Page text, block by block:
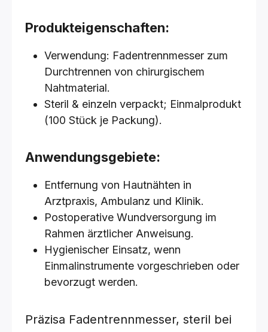
Produkteigenschaften:
Verwendung: Fadentrennmesser zum
Durchtrennen von chirurgischem
Nahtmaterial.
Steril & einzeln verpackt; Einmalprodukt
(100 Stück je Packung).
Anwendungsgebiete:
Entfernung von Hautnähten in
Arztpraxis, Ambulanz und Klinik.
Postoperative Wundversorgung im
Rahmen ärztlicher Anweisung.
Hygienischer Einsatz, wenn
Einmalinstrumente vorgeschrieben oder
bevorzugt werden.
Präzisa Fadentrennmesser, steril bei